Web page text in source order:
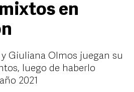
en
Giuliana Olmos juegan su
luego de haberlo
2021